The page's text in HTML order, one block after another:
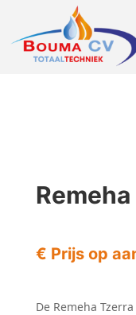
€ Prijs op
De Remeha